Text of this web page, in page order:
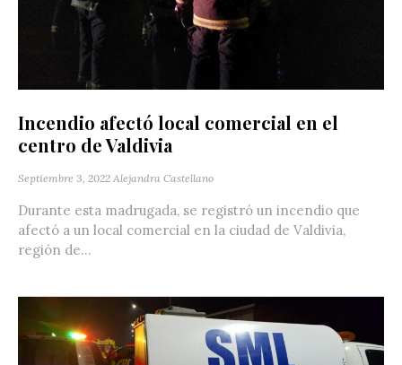
Incendio afectó local comercial en el
centro de Valdivia
Septiembre 3, 2022 Alejandra Castellano
Durante esta madrugada, se registró un incendio que
afectó a un local comercial en la ciudad de Valdivia‬,
región de...